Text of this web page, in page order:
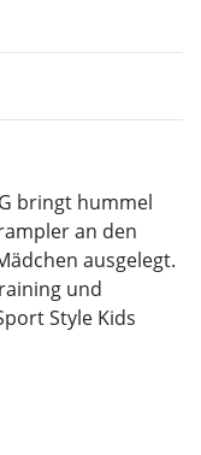
bringt hummel
an den
ausgelegt.
und
Style Kids